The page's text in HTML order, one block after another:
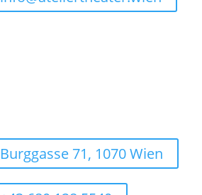
Burggasse 71, 1070 Wien